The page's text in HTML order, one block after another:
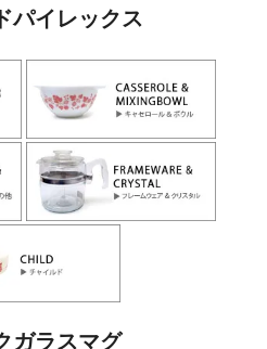
パイレックス
ガラスマグ